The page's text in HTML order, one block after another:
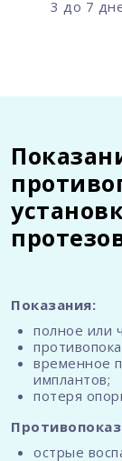
3 до 7
Показания:
полное или
временное
имплантов;
потеря
острые